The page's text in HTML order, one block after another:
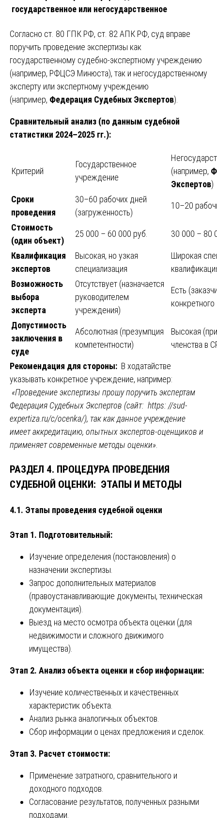
государственное или негосударственное
Согласно ст. 80 ГПК РФ, ст. 82 АПК РФ, суд вправе
поручить проведение экспертизы как
государственному судебно-экспертному учреждению
(например, РФЦСЭ Минюста), так и негосударственному
эксперту или экспертному учреждению
(например, Федерация Судебных Экспертов).
Сравнительный анализ (по данным судебной
статистики 2024–2025 гг.):
Критерий
Государственное
учреждение
(например,
Экспертов)
Сроки
проведения
30–60 рабочих дней
(загруженность)
10–20
Стоимость
(один объект)
25 000 – 60 000 руб. 30 000 – 80
Квалификация
экспертов
Высокая, но узкая
специализация
Широкая
Возможность
выбора
эксперта
Отсутствует (назначается
руководителем
учреждения)
Есть
Допустимость
заключения в
суде
Абсолютная (презумпция
компетентности)
Высокая
членства в
Рекомендация для стороны: В ходатайстве
указывать конкретное учреждение, например:
«Проведение экспертизы прошу поручить экспертам
Федерация Судебных Экспертов (сайт: https: //sud-
expertiza.ru/c/ocenka/), так как данное учреждение
имеет аккредитацию, опытных экспертов-оценщиков и
применяет современные методы оценки».
РАЗДЕЛ 4. ПРОЦЕДУРА ПРОВЕДЕНИЯ
СУДЕБНОЙ ОЦЕНКИ: ЭТАПЫ И МЕТОДЫ
4.1. Этапы проведения судебной оценки
Этап 1. Подготовительный:
Изучение определения (постановления) о
назначении экспертизы.
Запрос дополнительных материалов
(правоустанавливающие документы, техническая
документация).
Выезд на место осмотра объекта оценки (для
недвижимости и сложного движимого
имущества).
Этап 2. Анализ объекта оценки и сбор информации:
Изучение количественных и качественных
характеристик объекта.
Анализ рынка аналогичных объектов.
Сбор информации о ценах предложения и сделок.
Этап 3. Расчет стоимости:
Применение затратного, сравнительного и
доходного подходов.
Согласование результатов, полученных разными
подходами.